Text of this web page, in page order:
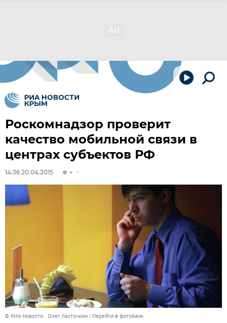
Роскомнадзор проверит
качество мобильной связи в
центрах субъектов РФ
14:36 20.04.2015
© РИА Новости . Олег Ласточкин Перейти в фотобанк